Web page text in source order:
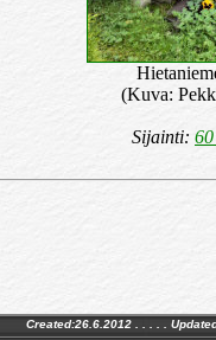
(Kuva:
Sijainti:
Created:26.6.2012 . . . . .